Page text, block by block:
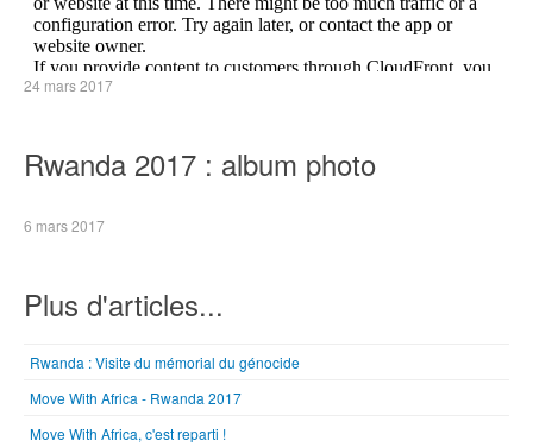
24 mars 2017
Rwanda 2017 : album photo
6 mars 2017
Plus d'articles...
Rwanda : Visite du mémorial du génocide
Move With Africa - Rwanda 2017
Move With Africa, c'est reparti !